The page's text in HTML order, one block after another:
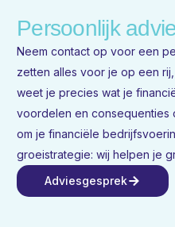
Persoonlijk
Neem contact op voor een
zetten alles voor je op een
weet je precies wat je
voordelen en consequenties
om je financiële
groeistrategie: wij helpen je
Adviesgesprek